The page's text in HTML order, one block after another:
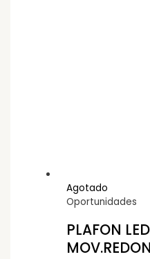
Agotado
Oportunidades
PLAFON